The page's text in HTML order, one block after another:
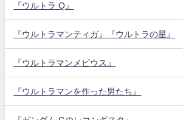
『ウルトラ Q』
『ウルトラマンティガ』『ウルトラの星』
『ウルトラマンメビウス』
『ウルトラマンを作った男たち』